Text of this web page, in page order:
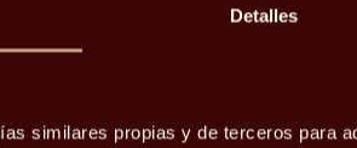
Detalles
similares propias y de terceros para